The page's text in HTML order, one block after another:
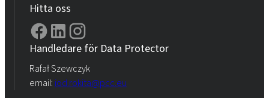
Hitta oss
Handledare för Data Protector
Rafał Szewczyk
email: iod.rokita@pcc.eu